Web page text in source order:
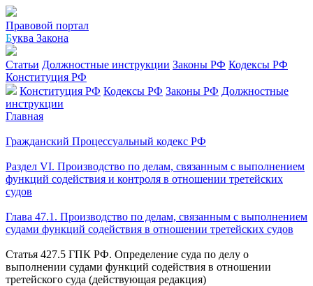
Правовой портал
Буква Закона
Статьи Должностные инструкции Законы РФ Кодексы РФ
Конституция РФ
Конституция РФ Кодексы РФ Законы РФ Должностные
инструкции
Главная
Гражданский Процессуальный кодекс РФ
Раздел VI. Производство по делам, связанным с выполнением
функций содействия и контроля в отношении третейских
судов
Глава 47.1. Производство по делам, связанным с выполнением
судами функций содействия в отношении третейских судов
Статья 427.5 ГПК РФ. Определение суда по делу о
выполнении судами функций содействия в отношении
третейского суда (действующая редакция)